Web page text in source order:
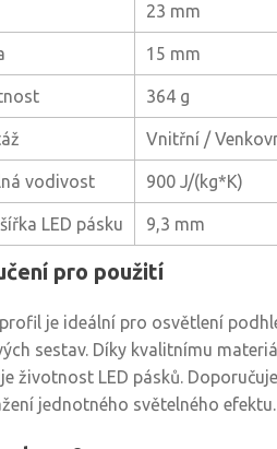
23 mm
15 mm
364 g
Vnitřní /
vodivost 900 J/(kg*K)
LED pásku 9,3 mm
pro použití
je ideální pro osvětlení
sestav. Díky kvalitnímu
životnost LED pásků.
jednotného světelného efektu.